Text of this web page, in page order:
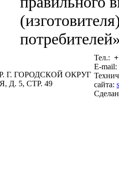
Г. ГОРОДСКОЙ ОКРУГ
Д. 5, СТР. 49
Тел.:
E-mail:
сайта: